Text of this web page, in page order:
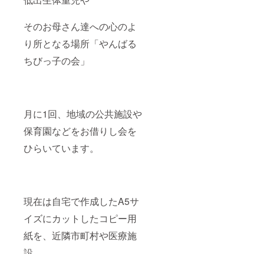
そのお母さん達への心のよ
り所となる場所「やんばる
ちびっ子の会」
月に1回、地域の公共施設や
保育園などをお借りし会を
ひらいています。
現在は自宅で作成したA5サ
イズにカットしたコピー用
紙を、近隣市町村や医療施